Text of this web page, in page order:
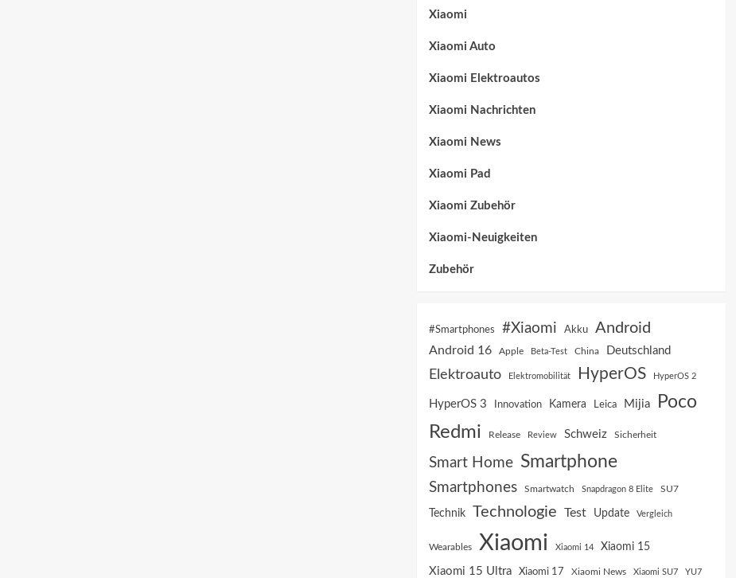
Xiaomi
Xiaomi Auto
Xiaomi Elektroautos
Xiaomi Nachrichten
Xiaomi News
Xiaomi Pad
Xiaomi Zubehör
Xiaomi-Neuigkeiten
Zubehör
#Smartphones #Xiaomi Akku Android
Android 16 Apple Beta-Test China Deutschland
Elektroauto Elektromobilität HyperOS HyperOS 2
HyperOS 3 Innovation Kamera Leica Mijia
Poco
Redmi
Release Review Schweiz Sicherheit
Smart Home Smartphone
Smartphones Smartwatch Snapdragon 8 Elite SU7
Technik Technologie Test Update Vergleich
Wearables Xiaomi Xiaomi 14 Xiaomi 15
Xiaomi 15 Ultra Xiaomi 17 Xiaomi News Xiaomi SU7 YU7